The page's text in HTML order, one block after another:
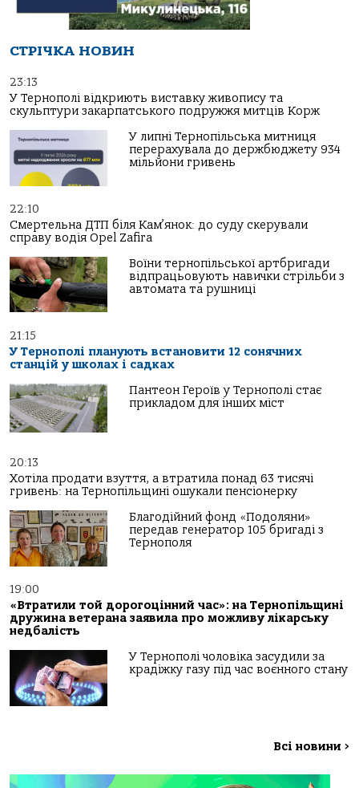
СТРІЧКА НОВИН
23:13
У Тернополі відкриють виставку живопису та
скульптури закарпатського подружжя митців Корж
У липні Тернопільська митниця
перерахувала до держбюджету 934
мільйони гривень
22:10
Смертельна ДТП біля Кам’янок: до суду скерували
справу водія Opel Zafira
Воїни тернопільської артбригади
відпрацьовують навички стрільби з
автомата та рушниці
21:15
У Тернополі планують встановити 12 сонячних
станцій у школах і садках
Пантеон Героїв у Тернополі стає
прикладом для інших міст
20:13
Хотіла продати взуття, а втратила понад 63 тисячі
гривень: на Тернопільщині ошукали пенсіонерку
Благодійний фонд «Подоляни»
передав генератор 105 бригаді з
Тернополя
19:00
«Втратили той дорогоцінний час»: на Тернопільщині
дружина ветерана заявила про можливу лікарську
недбалість
У Тернополі чоловіка засудили за
крадіжку газу під час воєнного стану
Всі новини >